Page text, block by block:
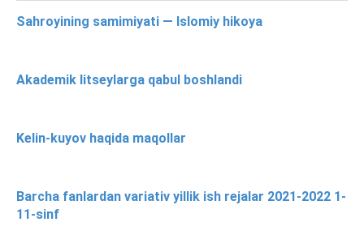
Sahroyining samimiyati — Islomiy hikoya
Akademik litseylarga qabul boshlandi
Kelin-kuyov haqida maqollar
Barcha fanlardan variativ yillik ish rejalar 2021-2022 1-
11-sinf